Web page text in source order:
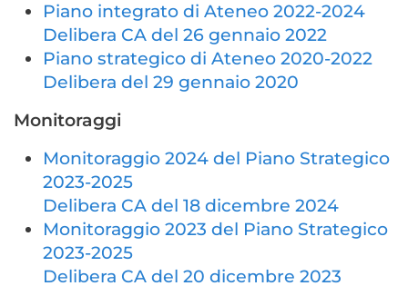
Piano integrato di Ateneo 2022-2024
Delibera CA del 26 gennaio 2022
Piano strategico di Ateneo 2020-2022
Delibera del 29 gennaio 2020
Monitoraggi
Monitoraggio 2024 del Piano Strategico
2023-2025
Delibera CA del 18 dicembre 2024
Monitoraggio 2023 del Piano Strategico
2023-2025
Delibera CA del 20 dicembre 2023